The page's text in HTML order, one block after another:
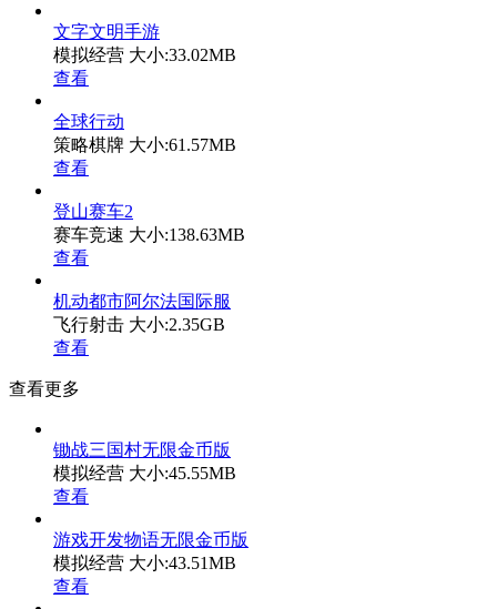
文字文明手游
模拟经营 大小:33.02MB
查看
全球行动
策略棋牌 大小:61.57MB
查看
登山赛车2
赛车竞速 大小:138.63MB
查看
机动都市阿尔法国际服
飞行射击 大小:2.35GB
查看
查看更多
锄战三国村无限金币版
模拟经营 大小:45.55MB
查看
游戏开发物语无限金币版
模拟经营 大小:43.51MB
查看